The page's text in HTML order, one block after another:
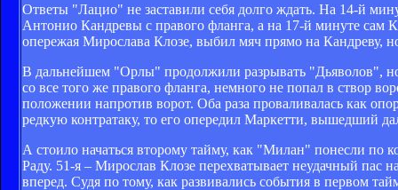
Ответы "Лацио" не заставили себя долго ждать. На 14-й
Антонио Кандревы с правого фланга, а на 17-й минуте сам
опережая Мирослава Клозе, выбил мяч прямо на Кандреву,
В дальнейшем "Орлы" продолжили разрывать "Дьяволов",
со все того же правого фланга, немного не попал в створ
положении напротив ворот. Оба раза проваливалась как
редкую контратаку, то его опередил Маркетти, вышедший
А стоило начаться второму тайму, как "Милан" понесли по
Раду. 51-я – Мирослав Клозе перехватывает неудачный
вперед. Судя по тому, как развивались события в первом